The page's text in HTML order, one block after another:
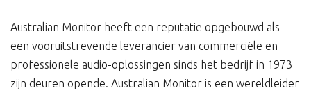
Australian Monitor heeft een reputatie opgebouwd als
een vooruitstrevende leverancier van commerciële en
professionele audio-oplossingen sinds het bedrijf in 1973
zijn deuren opende. Australian Monitor is een wereldleider